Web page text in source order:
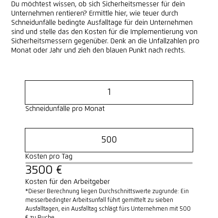
Du möchtest wissen, ob sich Sicherheitsmesser für dein
Unternehmen rentieren? Ermittle hier, wie teuer durch
Schneidunfälle bedingte Ausfalltage für dein Unternehmen
sind und stelle das den Kosten für die Implementierung von
Sicherheitsmessern gegenüber. Denk an die Unfallzahlen pro
Monat oder Jahr und zieh den blauen Punkt nach rechts.
Schneidunfälle pro Monat
Kosten pro Tag
3500 €
Kosten für den Arbeitgeber
*Dieser Berechnung liegen Durchschnittswerte zugrunde: Ein
messerbedingter Arbeitsunfall führt gemittelt zu sieben
Ausfalltagen, ein Ausfalltag schlägt fürs Unternehmen mit 500